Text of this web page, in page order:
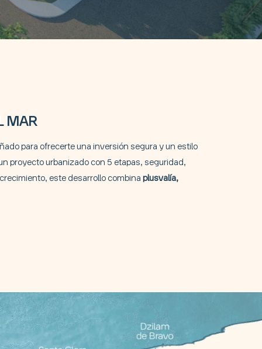
MAR
para ofrecerte una inversión segura y un estilo
proyecto urbanizado con 5 etapas, seguridad,
este desarrollo combina plusvalía,